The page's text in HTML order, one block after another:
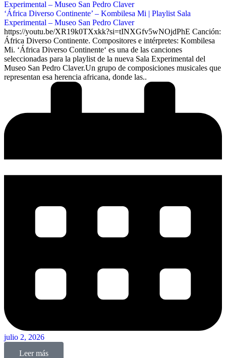
‘África Diverso Continente’ – Kombilesa Mi | Playlist Sala
Experimental – Museo San Pedro Claver
https://youtu.be/XR19k0TXxkk?si=tINXGfv5wNOjdPhE Canción:
África Diverso Continente. Compositores e intérpretes: Kombilesa
Mi. ‘África Diverso Continente‘ es una de las canciones
seleccionadas para la playlist de la nueva Sala Experimental del
Museo San Pedro Claver.Un grupo de composiciones musicales que
representan esa herencia africana, donde las..
julio 2, 2026
Leer más